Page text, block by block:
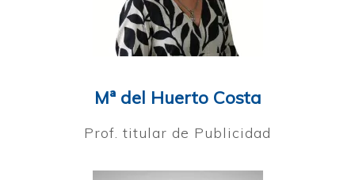
Mª del Huerto Costa
Prof. titular de Publicidad